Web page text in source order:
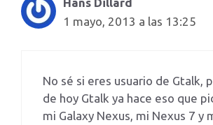
1 mayo, 2013 a las 13:25
No sé si eres usuario de Gtalk,
de hoy Gtalk ya hace eso que
mi Galaxy Nexus, mi Nexus 7 y